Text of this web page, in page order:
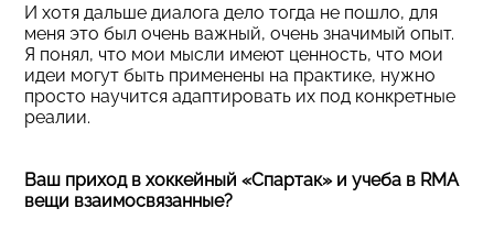
И хотя дальше диалога дело тогда не пошло, для
меня это был очень важный, очень значимый опыт.
Я понял, что мои мысли имеют ценность, что мои
идеи могут быть применены на практике, нужно
просто научится адаптировать их под конкретные
реалии.
Ваш приход в хоккейный «Спартак» и учеба в RMA
вещи взаимосвязанные?